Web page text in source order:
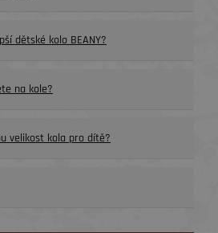
dětské kolo BEANY?
na kole?
velikost kola pro dítě?